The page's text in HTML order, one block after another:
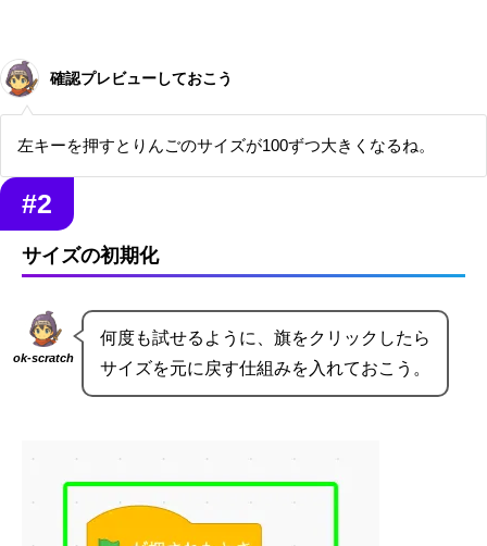
確認プレビューしておこう
左キーを押すとりんごのサイズが100ずつ大きくなるね。
#2
サイズの初期化
ok-scratch
何度も試せるように、旗をクリックしたら
サイズを元に戻す仕組みを入れておこう。